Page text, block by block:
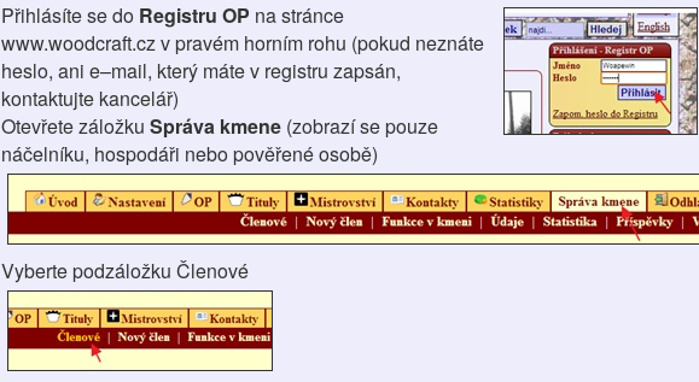
Přihlásíte se do Registru OP na stránce
www.woodcraft.cz v pravém horním rohu (pokud neznáte
heslo, ani e–mail, který máte v registru zapsán,
kontaktujte kancelář)
Otevřete záložku Správa kmene(zobrazí se pouze
náčelníku, hospodáři nebo pověřené osobě)
Vyberte podzáložku Členové